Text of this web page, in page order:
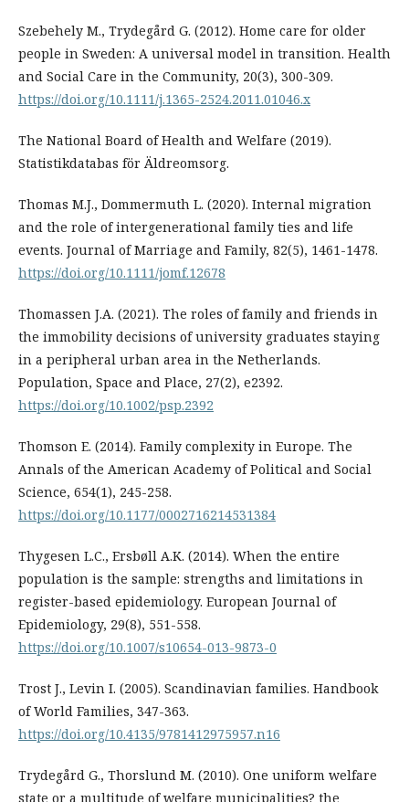
Szebehely M., Trydegård G. (2012). Home care for older
people in Sweden: A universal model in transition. Health
and Social Care in the Community, 20(3), 300-309.
https://doi.org/10.1111/j.1365-2524.2011.01046.x
The National Board of Health and Welfare (2019).
Statistikdatabas för Äldreomsorg.
Thomas M.J., Dommermuth L. (2020). Internal migration
and the role of intergenerational family ties and life
events. Journal of Marriage and Family, 82(5), 1461-1478.
https://doi.org/10.1111/jomf.12678
Thomassen J.A. (2021). The roles of family and friends in
the immobility decisions of university graduates staying
in a peripheral urban area in the Netherlands.
Population, Space and Place, 27(2), e2392.
https://doi.org/10.1002/psp.2392
Thomson E. (2014). Family complexity in Europe. The
Annals of the American Academy of Political and Social
Science, 654(1), 245-258.
https://doi.org/10.1177/0002716214531384
Thygesen L.C., Ersbøll A.K. (2014). When the entire
population is the sample: strengths and limitations in
register-based epidemiology. European Journal of
Epidemiology, 29(8), 551-558.
https://doi.org/10.1007/s10654-013-9873-0
Trost J., Levin I. (2005). Scandinavian families. Handbook
of World Families, 347-363.
https://doi.org/10.4135/9781412975957.n16
Trydegård G., Thorslund M. (2010). One uniform welfare
state or a multitude of welfare municipalities? the